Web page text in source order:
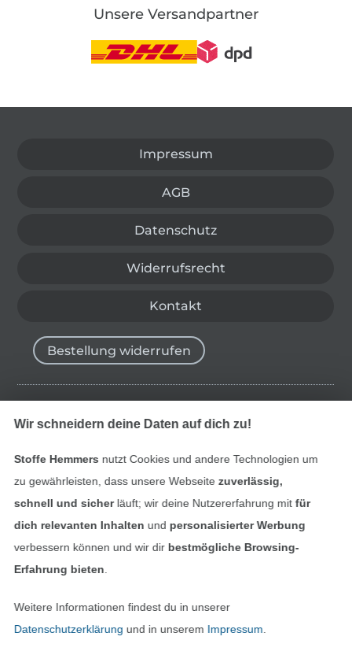
Unsere Versandpartner
Impressum
AGB
Datenschutz
Widerrufsrecht
Kontakt
Bestellung widerrufen
Finde mehr Inspiration
Nederlands
In den niederländischen
Français
In den
Wir schneidern deine Daten auf dich zu!
Stoffe Hemmers nutzt Cookies und andere Technologien um
zu gewährleisten, dass unsere Webseite zuverlässig,
schnell und sicherläuft; wir deine Nutzererfahrung mitfür
dich relevanten Inhalten und personalisierter Werbung
verbessern können und wir dir bestmögliche Browsing-
Erfahrung bieten
Weitere Informationen findest du in unserer
Datenschutzerklärung und in unserem Impressum